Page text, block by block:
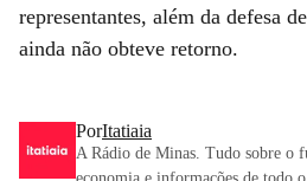
representantes, além da defesa
ainda não obteve retorno.
PorItatiaia
A Rádio de Minas. Tudo sobre o